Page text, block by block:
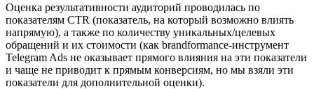
Оценка результативности аудиторий проводилась по
показателям CTR (показатель, на который возможно влиять
напрямую), а также по количеству уникальных/целевых
обращений и их стоимости (как brandformance-инструмент
Telegram Ads не оказывает прямого влияния на эти показатели
и чаще не приводит к прямым конверсиям, но мы взяли эти
показатели для дополнительной оценки).